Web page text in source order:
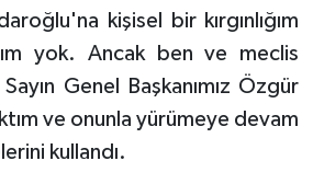
kişisel bir kırgınlığım
yok. Ancak ben ve meclis
Genel Başkanımız Özgür
ve onunla yürümeye devam
kullandı.